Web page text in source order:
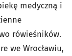
medyczną i
rówieśników.
we Wrocławiu,